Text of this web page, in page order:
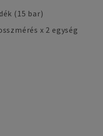
(15 bar)
x 2 egység